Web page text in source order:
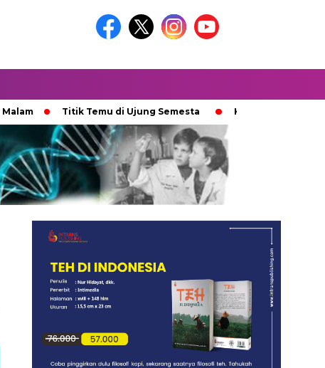
Titik Temu di Ujung Semesta Ketika Ijazah Analog